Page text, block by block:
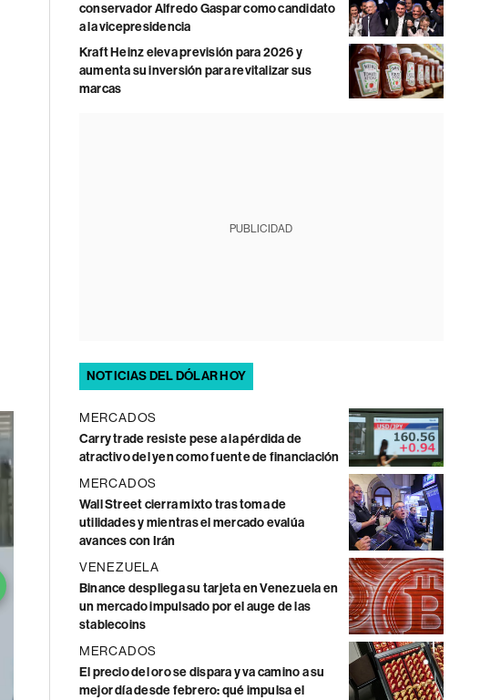
conservador Alfredo Gaspar como candidato
a la vicepresidencia
Kraft Heinz eleva previsión para 2026 y
aumenta su inversión para revitalizar sus
marcas
PUBLICIDAD
NOTICIAS DEL DÓLAR HOY
MERCADOS
Carry trade resiste pese a la pérdida de
atractivo del yen como fuente de financiación
MERCADOS
Wall Street cierra mixto tras toma de
utilidades y mientras el mercado evalúa
avances con Irán
VENEZUELA
Binance despliega su tarjeta en Venezuela en
un mercado impulsado por el auge de las
stablecoins
MERCADOS
El precio del oro se dispara y va camino a su
mejor día desde febrero: qué impulsa el